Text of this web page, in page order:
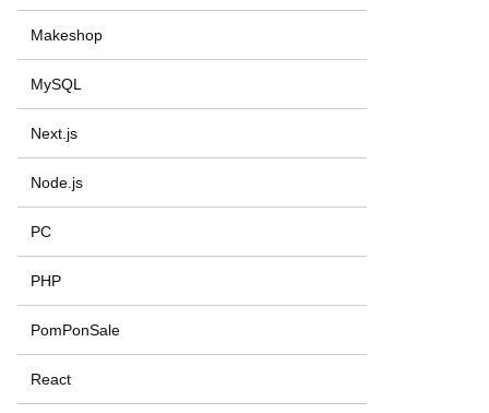
Makeshop
MySQL
Next.js
Node.js
PC
PHP
PomPonSale
React